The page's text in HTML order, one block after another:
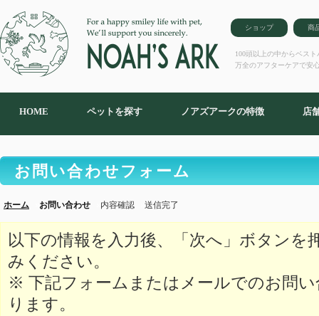
ショップ 商
100頭以上の中からベス
万全のアフターケアで安
HOME ペットを探す ノアズアークの特徴 店
お問い合わせフォーム
ホーム お問い合わせ 内容確認 送信完了
以下の情報を入力後、「次へ」ボタンを
みください。
※ 下記フォームまたはメールでのお問
ります。